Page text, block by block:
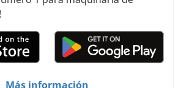
Más información